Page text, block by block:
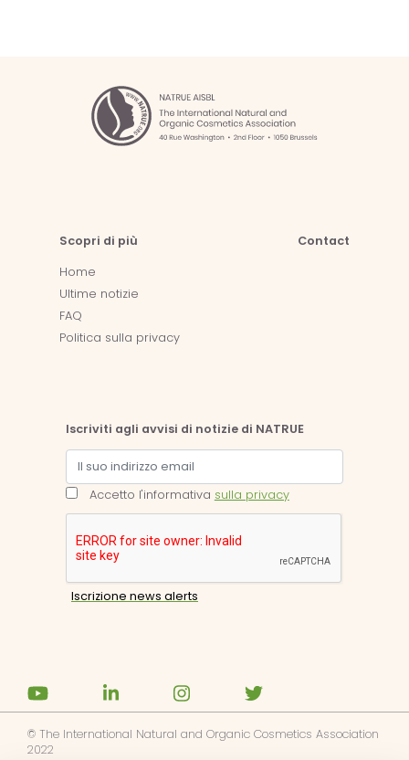
Scopri di più
Home
Ultime notizie
FAQ
Politica sulla privacy
Contact
Iscriviti agli avvisi di notizie di NATRUE
Accetto l'informativa sulla privacy
© The International Natural and Organic Cosmetics Association
2022